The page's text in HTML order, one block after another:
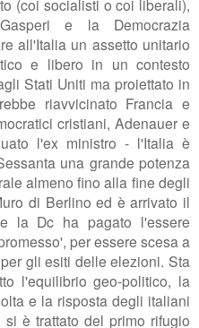
(coi socialisti o coi liberali),
e la Democrazia
all'Italia un assetto unitario
e libero in un contesto
gli Stati Uniti ma proiettato in
riavvicinato Francia e
cristiani, Adenauer e
l'ex ministro - l'Italia è
una grande potenza
almeno fino alla fine degli
di Berlino ed è arrivato il
la Dc ha pagato l'essere
per essere scesa a
gli esiti delle elezioni. Sta
l'equilibrio geo-politico, la
e la risposta degli italiani
è trattato del primo rifugio